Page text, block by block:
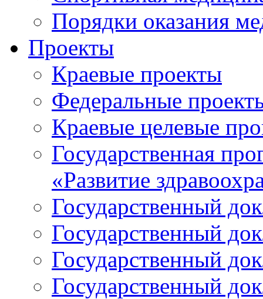
Порядки оказания
Проекты
Краевые проекты
Федеральные
Краевые целевые
Государственная
«Развитие
Государственный
Государственный
Государственный
Государственный